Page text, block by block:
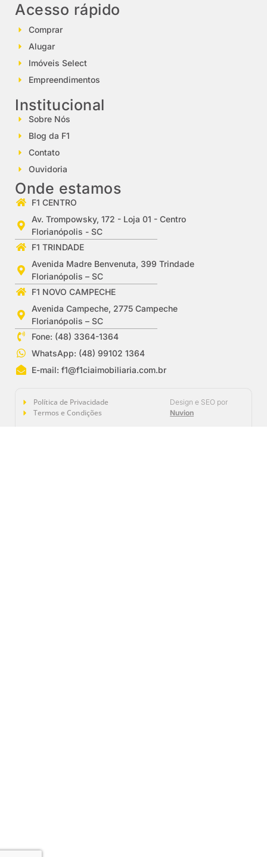
Acesso rápido
Comprar
Alugar
Imóveis Select
Empreendimentos
Institucional
Sobre Nós
Blog da F1
Contato
Ouvidoria
Onde estamos
F1 CENTRO
Av. Trompowsky, 172 - Loja 01 - Centro
Florianópolis - SC
F1 TRINDADE
Avenida Madre Benvenuta, 399 Trindade
Florianópolis – SC
F1 NOVO CAMPECHE
Avenida Campeche, 2775 Campeche
Florianópolis – SC
Fone: (48) 3364-1364
WhatsApp: (48) 99102 1364
E-mail:f1@f1ciaimobiliaria.com.br
Política de Privacidade
Termos e Condições
Design e SEO por
Nuvion